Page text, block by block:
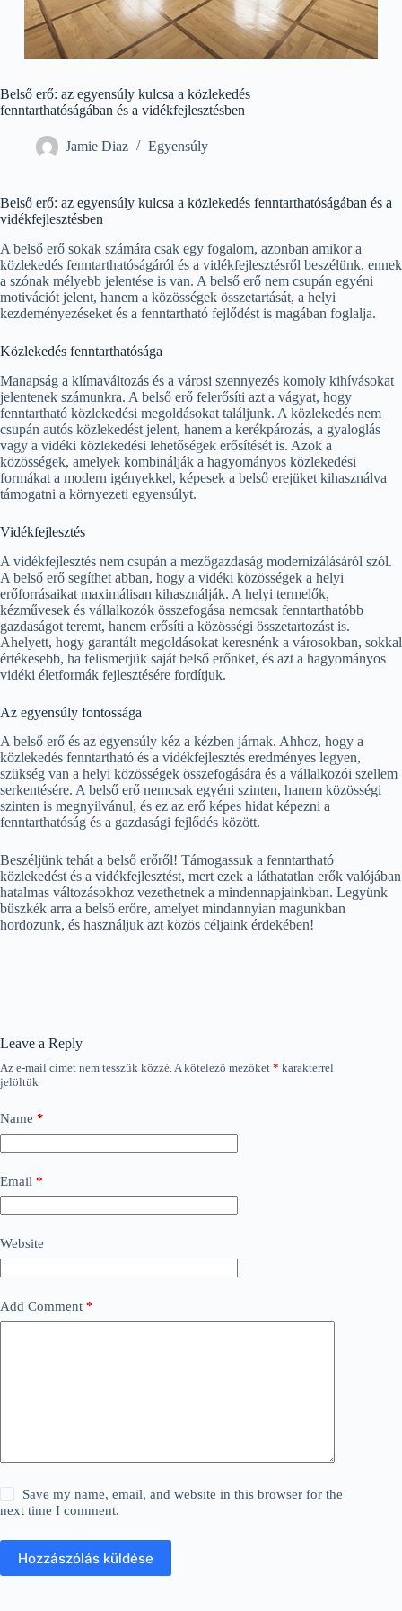
Belső erő: az egyensúly kulcsa a közlekedés
fenntarthatóságában és a vidékfejlesztésben
Jamie Diaz Egyensúly
Belső erő: az egyensúly kulcsa a közlekedés fenntarthatóságában és a
vidékfejlesztésben
A belső erő sokak számára csak egy fogalom, azonban amikor a
közlekedés fenntarthatóságáról és a vidékfejlesztésről beszélünk, ennek
a szónak mélyebb jelentése is van. A belső erő nem csupán egyéni
motivációt jelent, hanem a közösségek összetartását, a helyi
kezdeményezéseket és a fenntartható fejlődést is magában foglalja.
Közlekedés fenntarthatósága
Manapság a klímaváltozás és a városi szennyezés komoly kihívásokat
jelentenek számunkra. A belső erő felerősíti azt a vágyat, hogy
fenntartható közlekedési megoldásokat találjunk. A közlekedés nem
csupán autós közlekedést jelent, hanem a kerékpározás, a gyaloglás
vagy a vidéki közlekedési lehetőségek erősítését is. Azok a
közösségek, amelyek kombinálják a hagyományos közlekedési
formákat a modern igényekkel, képesek a belső erejüket kihasználva
támogatni a környezeti egyensúlyt.
Vidékfejlesztés
A vidékfejlesztés nem csupán a mezőgazdaság modernizálásáról szól.
A belső erő segíthet abban, hogy a vidéki közösségek a helyi
erőforrásaikat maximálisan kihasználják. A helyi termelők,
kézművesek és vállalkozók összefogása nemcsak fenntarthatóbb
gazdaságot teremt, hanem erősíti a közösségi összetartozást is.
Ahelyett, hogy garantált megoldásokat keresnénk a városokban, sokkal
értékesebb, ha felismerjük saját belső erőnket, és azt a hagyományos
vidéki életformák fejlesztésére fordítjuk.
Az egyensúly fontossága
A belső erő és az egyensúly kéz a kézben járnak. Ahhoz, hogy a
közlekedés fenntartható és a vidékfejlesztés eredményes legyen,
szükség van a helyi közösségek összefogására és a vállalkozói szellem
serkentésére. A belső erő nemcsak egyéni szinten, hanem közösségi
szinten is megnyilvánul, és ez az erő képes hidat képezni a
fenntarthatóság és a gazdasági fejlődés között.
Beszéljünk tehát a belső erőről! Támogassuk a fenntartható
közlekedést és a vidékfejlesztést, mert ezek a láthatatlan erők valójában
hatalmas változásokhoz vezethetnek a mindennapjainkban. Legyünk
büszkék arra a belső erőre, amelyet mindannyian magunkban
hordozunk, és használjuk azt közös céljaink érdekében!
Leave a Reply
Az e-mail címet nem tesszük közzé.A kötelező mezőket * karakterrel
jelöltük
Name *
Email *
Website
Add Comment *
Save my name, email, and website in this browser for the
next time I comment.
Hozzászólás küldése